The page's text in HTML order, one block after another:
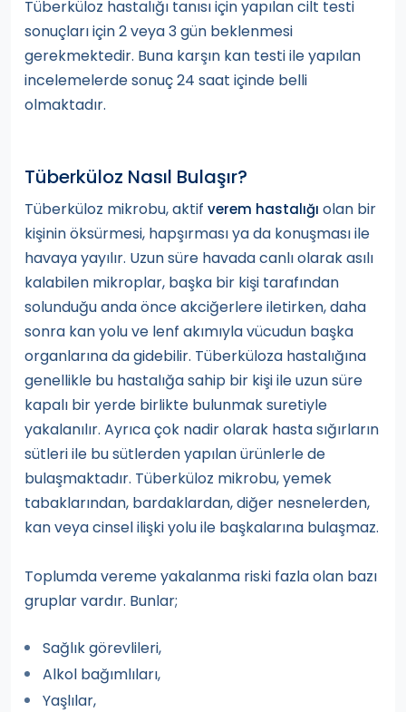
Tüberküloz hastalığı tanısı için yapılan cilt testi
sonuçları için 2 veya 3 gün beklenmesi
gerekmektedir. Buna karşın kan testi ile yapılan
incelemelerde sonuç 24 saat içinde belli
olmaktadır.
Tüberküloz Nasıl Bulaşır?
Tüberküloz mikrobu, aktif verem hastalığı olan bir
kişinin öksürmesi, hapşırması ya da konuşması ile
havaya yayılır. Uzun süre havada canlı olarak asılı
kalabilen mikroplar, başka bir kişi tarafından
solunduğu anda önce akciğerlere iletirken, daha
sonra kan yolu ve lenf akımıyla vücudun başka
organlarına da gidebilir. Tüberküloza hastalığına
genellikle bu hastalığa sahip bir kişi ile uzun süre
kapalı bir yerde birlikte bulunmak suretiyle
yakalanılır. Ayrıca çok nadir olarak hasta sığırların
sütleri ile bu sütlerden yapılan ürünlerle de
bulaşmaktadır. Tüberküloz mikrobu, yemek
tabaklarından, bardaklardan, diğer nesnelerden,
kan veya cinsel ilişki yolu ile başkalarına bulaşmaz.
Toplumda vereme yakalanma riski fazla olan bazı
gruplar vardır. Bunlar;
Sağlık görevlileri,
Alkol bağımlıları,
Yaşlılar,